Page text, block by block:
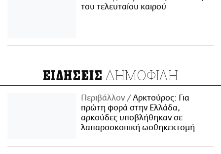
του τελευταίου καιρού
ΕΙΔΗΣΕΙΣ ΔΗΜΟΦΙΛΗ
Περιβάλλον
Αρκτούρος: Για
πρώτη φορά στην Ελλάδα,
αρκούδες υποβλήθηκαν σε
λαπαροσκοπική ωοθηκεκτομή